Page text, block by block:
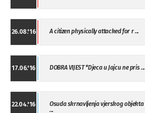
26.08.'16 A citizen physically attacked for r ...
17.06.'16 DOBRA VIJEST *Djeca u Jajcu ne pris ...
22.04.'16
Osuda skrnavljenja vjerskog objekta
...